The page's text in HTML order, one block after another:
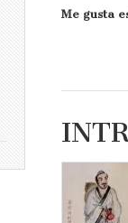
Me gusta